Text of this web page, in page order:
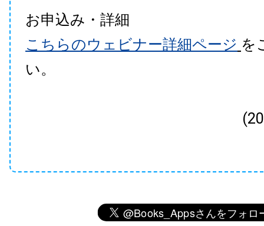
お申込み・詳細
こちらのウェビナー詳細ページ を
い。